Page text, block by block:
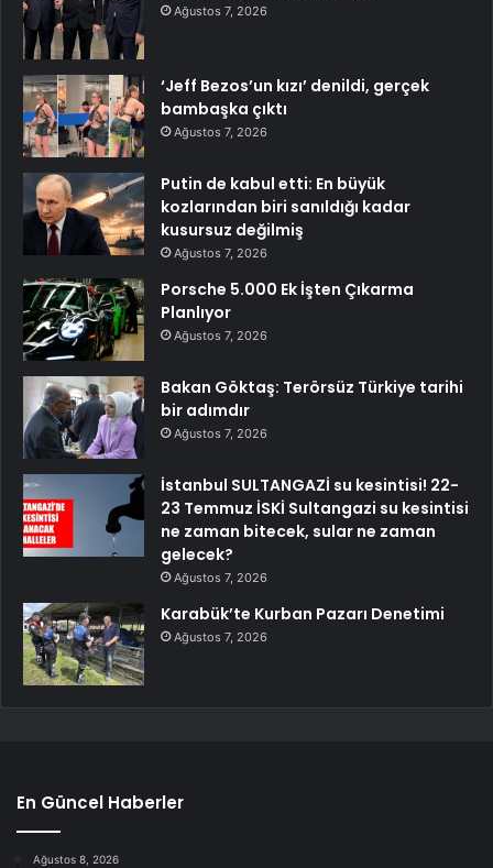
Ağustos 7, 2026
‘Jeff Bezos’un kızı’ denildi, gerçek
bambaşka çıktı
Ağustos 7, 2026
Putin de kabul etti: En büyük
kozlarından biri sanıldığı kadar
kusursuz değilmiş
Ağustos 7, 2026
Porsche 5.000 Ek İşten Çıkarma
Planlıyor
Ağustos 7, 2026
Bakan Göktaş: Terörsüz Türkiye tarihi
bir adımdır
Ağustos 7, 2026
İstanbul SULTANGAZİ su kesintisi! 22-
23 Temmuz İSKİ Sultangazi su kesintisi
ne zaman bitecek, sular ne zaman
gelecek?
Ağustos 7, 2026
Karabük’te Kurban Pazarı Denetimi
Ağustos 7, 2026
En Güncel Haberler
Ağustos 8, 2026